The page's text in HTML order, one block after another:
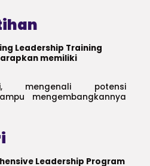
Leadership Training
memiliki
mengenali potensi
mengembangkannya
Leadership Program